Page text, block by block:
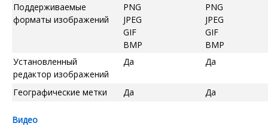
Поддерживаемые
форматы изображений
PNG
JPEG
GIF
BMP
PNG
JPEG
GIF
BMP
Установленный
редактор изображений
Да Да
Географические метки Да Да
Видео